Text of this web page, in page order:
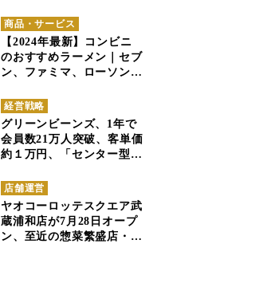
商品・サービス
【2024年最新】コンビニ
のおすすめラーメン｜セブ
ン、ファミマ、ローソンの
経営戦略
グリーンビーンズ、1年で
会員数21万人突破、客単価
約１万円、「センター型の
も成立できるか
店舗運営
ヤオコーロッテスクエア武
蔵浦和店が7月28日オープ
ン、至近の惣菜繁盛店・武